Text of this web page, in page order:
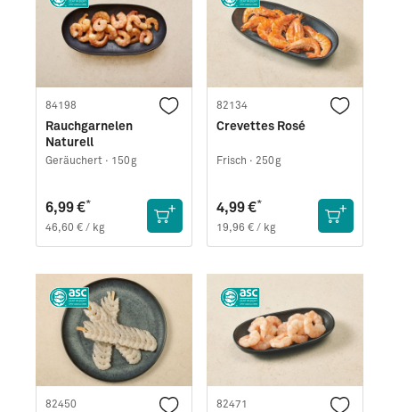
84198
Rauchgarnelen
Naturell
Geräuchert · 150g
6,99 €*
46,60 € / kg
82134
Crevettes Rosé
Frisch · 250g
4,99 €*
19,96 € / kg
82450 82471